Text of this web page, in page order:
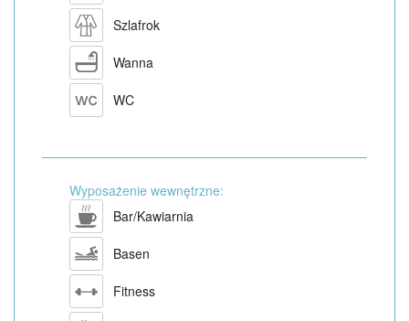
Szlafrok
Wanna
WC
Wyposażenie wewnętrzne:
Bar/Kawiarnia
Basen
Fitness